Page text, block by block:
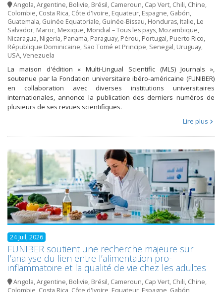
Angola,Argentine, Bolivie, Brésil, Cameroun, Cap Vert, Chili, Chine,
Colombie, Costa Rica, Côte d'Ivoire, Equateur, Espagne, Gabón,
Guatemala, Guinée Equatoriale, Guinée-Bissau, Honduras, Italie, Le
Salvador, Maroc, Mexique, Mondial – Tous les pays, Mozambique,
Nicaragua, Nigeria, Panama, Paraguay, Pérou, Portugal, Puerto Rico,
République Dominicaine, Sao Tomé et Principe, Senegal, Uruguay,
USA,Venezuela
La maison d'édition « Multi-Lingual Scientific (MLS) Journals »,
soutenue par la Fondation universitaire ibéro-américaine (FUNIBER)
en collaboration avec diverses institutions universitaires
internationales, annonce la publication des derniers numéros de
plusieurs de ses revues scientifiques.
Lire plus
24 Juil, 2026
FUNIBER soutient une recherche majeure sur
l’analyse du lien entre l’alimentation pro-
inflammatoire et la qualité de vie chez les adultes
Angola,Argentine, Bolivie, Brésil, Cameroun, Cap Vert, Chili, Chine,
Colombie, Costa Rica, Côte d'Ivoire, Equateur, Espagne, Gabón,